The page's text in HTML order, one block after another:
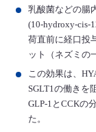
乳酸菌などの腸
(10-hydroxy-cis-
荷直前に経口投
ット（ネズミの
この効果は、
SGLT1の働きを
GLP-1とCCKの
た。